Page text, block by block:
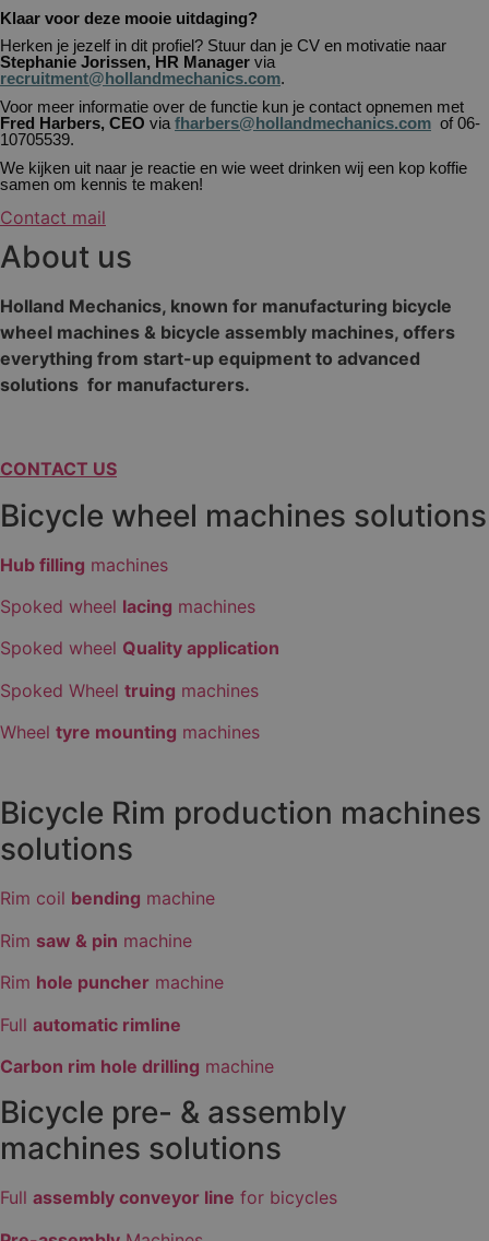
Klaar voor deze mooie uitdaging?
Herken je jezelf in dit profiel? Stuur dan je CV en motivatie naar
Stephanie Jorissen, HR Manager via
recruitment@hollandmechanics.com.
Voor meer informatie over de functie kun je contact opnemen met
Fred Harbers, CEO via fharbers@hollandmechanics.com of 06-
10705539.
We kijken uit naar je reactie en wie weet drinken wij een kop koffie
samen om kennis te maken!
Contact mail
About us
Holland Mechanics, known for manufacturing bicycle
wheel machines & bicycle assembly machines, offers
everything from start-up equipment to advanced
solutions for manufacturers.
CONTACT US
Bicycle wheel machines solutions
Hub filling machines
Spoked wheel lacing machines
Spoked wheel Quality application
Spoked Wheel truing machines
Wheel tyre mounting machines
Bicycle Rim production machines
solutions
Rim coil bending machine
Rim saw & pin machine
Rim hole puncher machine
Full automatic rimline
Carbon rim hole drilling machine
Bicycle pre- & assembly
machines solutions
Full assembly conveyor line for bicycles